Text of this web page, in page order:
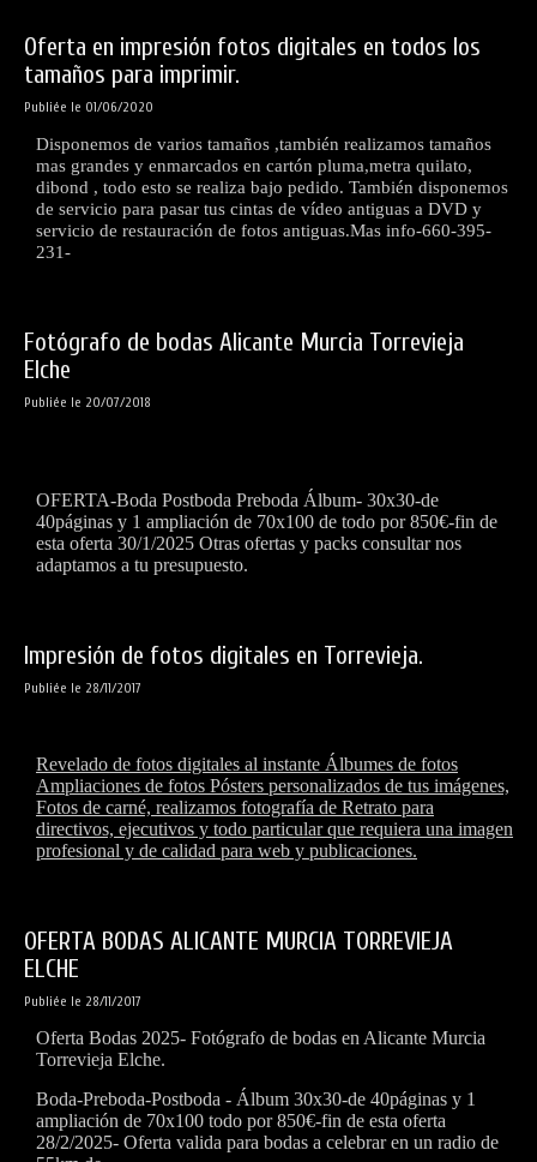
Oferta en impresión fotos digitales en todos los
tamaños para imprimir.
Publiée le 01/06/2020
Disponemos de varios tamaños ,también realizamos tamaños
mas grandes y enmarcados en cartón pluma,metra quilato,
dibond , todo esto se realiza bajo pedido. También disponemos
de servicio para pasar tus cintas de vídeo antiguas a DVD y
servicio de restauración de fotos antiguas.Mas info-660-395-
231-
Fotógrafo de bodas Alicante Murcia Torrevieja
Elche
Publiée le 20/07/2018
OFERTA-Boda Postboda Preboda Álbum- 30x30-de
40páginas y 1 ampliación de 70x100 de todo por 850€-fin de
esta oferta 30/1/2025 Otras ofertas y packs consultar nos
adaptamos a tu presupuesto.
Impresión de fotos digitales en Torrevieja.
Publiée le 28/11/2017
Revelado de fotos digitales al instante Álbumes de fotos
Ampliaciones de fotos Pósters personalizados de tus imágenes,
Fotos de carné, realizamos fotografía de Retrato para
directivos, ejecutivos y todo particular que requiera una imagen
profesional y de calidad para web y publicaciones.
OFERTA BODAS ALICANTE MURCIA TORREVIEJA
ELCHE
Publiée le 28/11/2017
Oferta Bodas 2025- Fotógrafo de bodas en Alicante Murcia
Torrevieja Elche.
Boda-Preboda-Postboda - Álbum 30x30-de 40páginas y 1
ampliación de 70x100 todo por 850€-fin de esta oferta
28/2/2025- Oferta valida para bodas a celebrar en un radio de